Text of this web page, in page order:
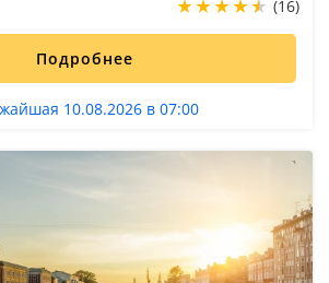
(16)
Подробнее
10.08.2026 в 07:00